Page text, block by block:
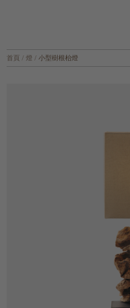
首頁 / 燈 / 小型樹根枱燈